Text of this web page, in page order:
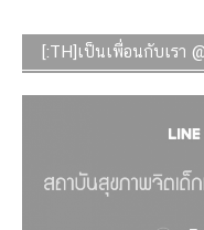
[:TH]เป็นเพื่อนกับเรา